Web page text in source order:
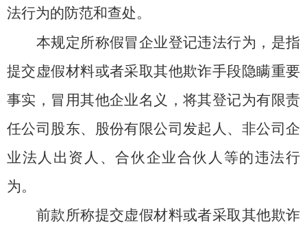
法行为的防范和查处。
本规定所称假冒企业登记违法行为，是指
提交虚假材料或者采取其他欺诈手段隐瞒重要
事实，冒用其他企业名义，将其登记为有限责
任公司股东、股份有限公司发起人、非公司企
业法人出资人、合伙企业合伙人等的违法行
为。
前款所称提交虚假材料或者采取其他欺诈